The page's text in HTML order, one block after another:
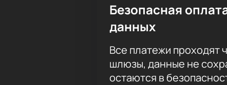
Безопасная
данных
Все платежи проходят
шлюзы, данные не
остаются в